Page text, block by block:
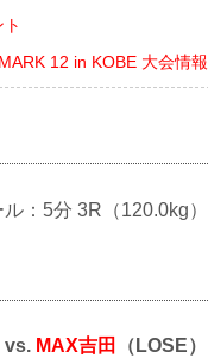
12 in KOBE 大会情報
：5分 3R（120.0kg）
vs. MAX吉田 （LOSE）